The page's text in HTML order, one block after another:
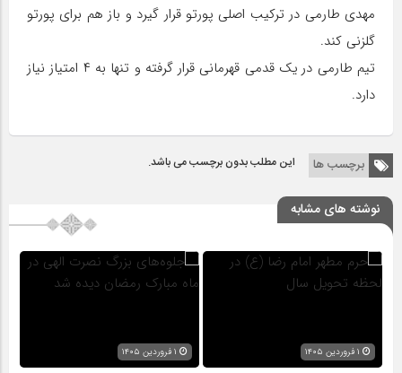
مهدی طارمی در ترکیب اصلی پورتو قرار گیرد و باز هم برای پورتو
گلزنی کند.
تیم طارمی در یک قدمی قهرمانی قرار گرفته و تنها به ۴ امتیاز نیاز
دارد.
برچسب ها این مطلب بدون برچسب می باشد.
نوشته های مشابه